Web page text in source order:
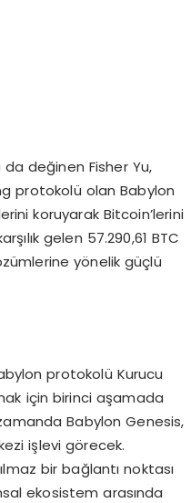
değinen Fisher Yu,
protokolü olan Babylon
koruyarak Bitcoin’lerini
gelen 57.290,61 BTC
yönelik güçlü
protokolü Kurucu
için birinci aşamada
Babylon Genesis,
işlevi görecek.
bir bağlantı noktası
ekosistem arasında